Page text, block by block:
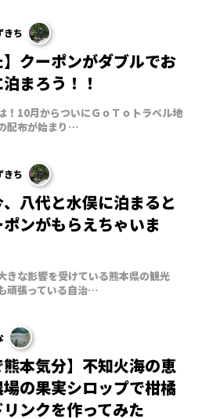
きち
】クーポンがダブルでお
まろう！！
！10月からついにＧｏＴｏトラベル地
配布が始まり…
きち
、八代と水俣に泊まると
ンがもらえちゃいま
きな影響を受けている熊本県の観光
頑張っている自治…
熊本気分】不知火海の恵
の果実シロップで柑橘
ンクを作ってみた